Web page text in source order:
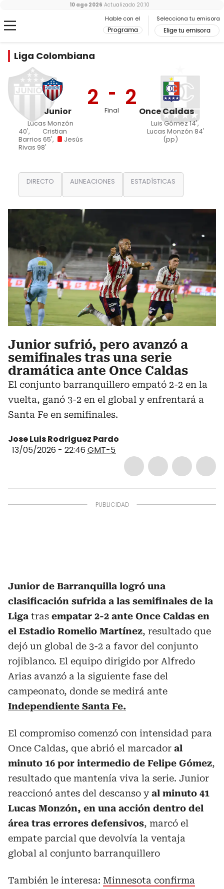
Hable con el
Programa
Selecciona tu emisora
Elige tu emisora
10 ago 2026 Actualizado 20:10
Liga Colombiana
Junior
2
Lucas Monzón
40',
Cristian
Barrios 65',
Jesús
Rivas 98'
Once Caldas
2
Luis Gómez 14',
Lucas Monzón 84'
(pp)
Final
DIRECTO ALINEACIONES ESTADÍSTICAS
Junior sufrió, pero avanzó a
semifinales tras una serie
dramática ante Once Caldas
El conjunto barranquillero empató 2-2 en la
vuelta, ganó 3-2 en el global y enfrentará a
Santa Fe en semifinales.
Jose Luis Rodriguez Pardo
13/05/2026 - 22:46 GMT-5
Junior de Barranquilla logró una
clasificación sufrida a las semifinales de la
Liga tras empatar 2-2 ante Once Caldas en
el Estadio Romelio Martínez, resultado que
dejó un global de 3-2 a favor del conjunto
rojiblanco. El equipo dirigido por Alfredo
Arias avanzó a la siguiente fase del
campeonato, donde se medirá ante
Independiente Santa Fe.
El compromiso comenzó con intensidad para
Once Caldas, que abrió el marcador al
minuto 16 por intermedio de Felipe Gómez,
resultado que mantenía viva la serie. Junior
reaccionó antes del descanso yal minuto 41
Lucas Monzón, en una acción dentro del
área tras errores defensivos, marcó el
empate parcial que devolvía la ventaja
global al conjunto barranquillero
También le interesa: Minnesota confirma